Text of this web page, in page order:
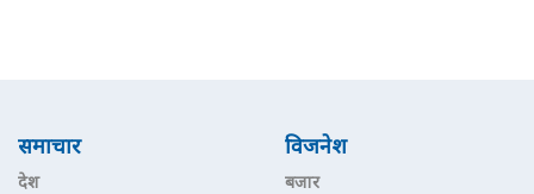
समाचार
देश
विजनेश
बजार